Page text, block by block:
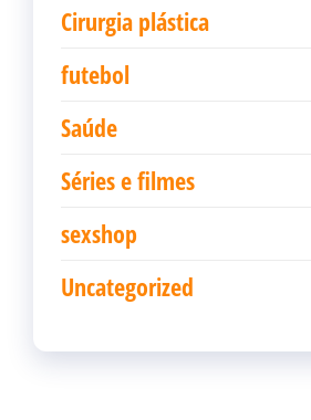
Cirurgia plástica
futebol
Saúde
Séries e filmes
sexshop
Uncategorized